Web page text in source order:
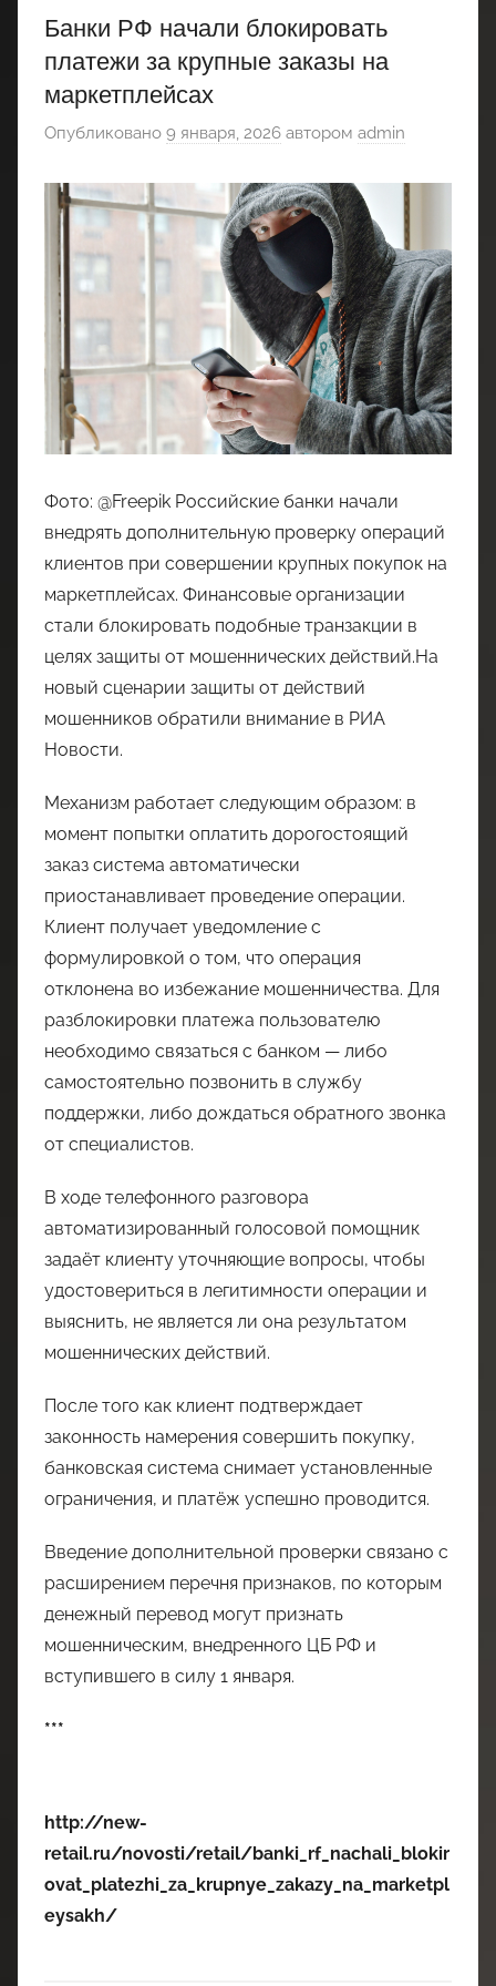
Банки РФ начали блокировать
платежи за крупные заказы на
маркетплейсах
Опубликовано 9 января, 2026 автором admin
Фото: @Freepik Российские банки начали
внедрять дополнительную проверку операций
клиентов при совершении крупных покупок на
маркетплейсах. Финансовые организации
стали блокировать подобные транзакции в
целях защиты от мошеннических действий.На
новый сценарии защиты от действий
мошенников обратили внимание в РИА
Новости.
Механизм работает следующим образом: в
момент попытки оплатить дорогостоящий
заказ система автоматически
приостанавливает проведение операции.
Клиент получает уведомление с
формулировкой о том, что операция
отклонена во избежание мошенничества. Для
разблокировки платежа пользователю
необходимо связаться с банком — либо
самостоятельно позвонить в службу
поддержки, либо дождаться обратного звонка
от специалистов.
В ходе телефонного разговора
автоматизированный голосовой помощник
задаёт клиенту уточняющие вопросы, чтобы
удостовериться в легитимности операции и
выяснить, не является ли она результатом
мошеннических действий.
После того как клиент подтверждает
законность намерения совершить покупку,
банковская система снимает установленные
ограничения, и платёж успешно проводится.
Введение дополнительной проверки связано с
расширением перечня признаков, по которым
денежный перевод могут признать
мошенническим, внедренного ЦБ РФ и
вступившего в силу 1 января.
***
http://new-
retail.ru/novosti/retail/banki_rf_nachali_blokir
ovat_platezhi_za_krupnye_zakazy_na_marketpl
eysakh/